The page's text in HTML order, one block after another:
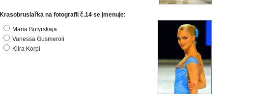
Krasobruslařka na fotografii č.14 se jmenuje:
Maria Butyrskaja
Vanessa Gusmeroli
Kiira Korpi